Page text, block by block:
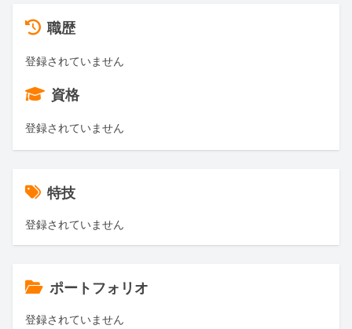
職歴
登録されていません
資格
登録されていません
特技
登録されていません
ポートフォリオ
登録されていません